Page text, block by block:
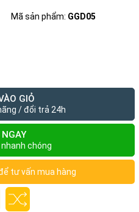
Mã sản phẩm: GGD05
GIỎ
/ đổi trả 24h
chóng
tư vấn mua hàng